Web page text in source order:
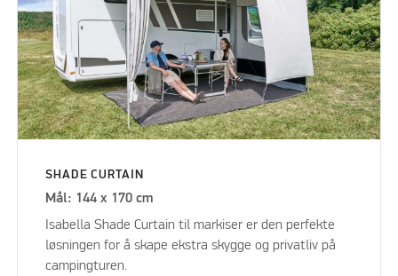
SHADE CURTAIN
Mål: 144 x 170 cm
Isabella Shade Curtain til markiser er den perfekte
løsningen for å skape ekstra skygge og privatliv på
campingturen.